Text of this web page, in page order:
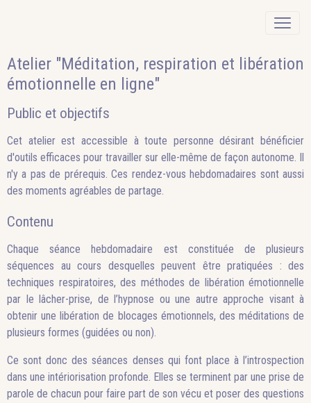
Atelier "Méditation, respiration et libération
émotionnelle en ligne"
Public et objectifs
Cet atelier est accessible à toute personne désirant bénéficier
d'outils efficaces pour travailler sur elle-même de façon autonome. Il
n'y a pas de prérequis. Ces rendez-vous hebdomadaires sont aussi
des moments agréables de partage.
Contenu
Chaque séance hebdomadaire est constituée de plusieurs
séquences au cours desquelles peuvent être pratiquées : des
techniques respiratoires, des méthodes de libération émotionnelle
par le lâcher-prise, de l’hypnose ou une autre approche visant à
obtenir une libération de blocages émotionnels, des méditations de
plusieurs formes (guidées ou non).
Ce sont donc des séances denses qui font place à l’introspection
dans une intériorisation profonde. Elles se terminent par une prise de
parole de chacun pour faire part de son vécu et poser des questions